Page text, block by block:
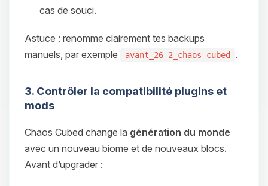
cas de souci.
Astuce : renomme clairement tes backups
manuels, par exemple
avant_26-2_chaos-cubed .
3. Contrôler la compatibilité plugins et
mods
Chaos Cubed change la génération du monde
avec un nouveau biome et de nouveaux blocs.
Avant d’upgrader :